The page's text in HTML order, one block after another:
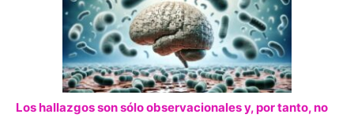
Los hallazgos son sólo observacionales y, por tanto, no